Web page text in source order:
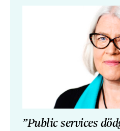
”Public services